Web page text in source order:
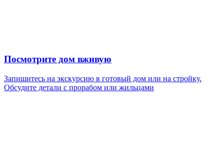
Посмотрите дом вживую
Запишитесь на экскурсию в готовый дом или на стройку.
Обсудите детали с прорабом или жильцами